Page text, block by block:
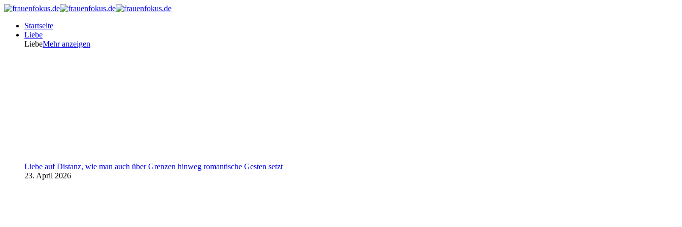
Startseite
Liebe
LiebeMehr anzeigen
Liebe auf Distanz, wie man auch über Grenzen hinweg romantische Gesten setzt
23. April 2026